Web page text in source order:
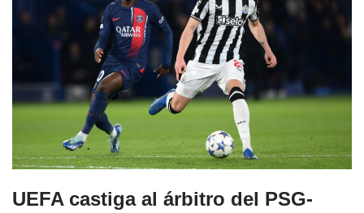
UEFA castiga al árbitro del PSG-